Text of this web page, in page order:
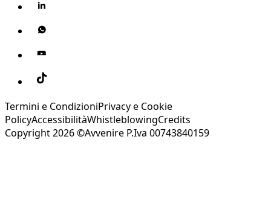
Termini e CondizioniPrivacy e Cookie
PolicyAccessibilitàWhistleblowingCredits
Copyright 2026 ©Avvenire P.Iva 00743840159